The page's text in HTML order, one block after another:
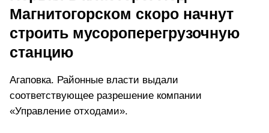
Магнитогорском скоро начнут
строить мусороперегрузочную
станцию
Агаповка. Районные власти выдали
соответствующее разрешение компании
«Управление отходами».